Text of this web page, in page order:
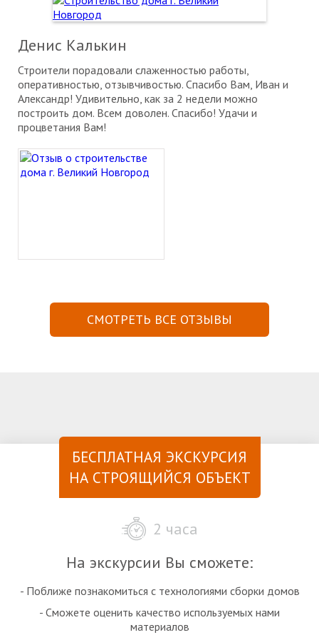
Денис Калькин
Строители порадовали слаженностью работы,
оперативностью, отзывчивостью. Спасибо Вам, Иван и
Александр! Удивительно, как за 2 недели можно
построить дом. Всем доволен. Спасибо! Удачи и
процветания Вам!
СМОТРЕТЬ ВСЕ ОТЗЫВЫ
БЕСПЛАТНАЯ ЭКСКУРСИЯ
НА СТРОЯЩИЙСЯ ОБЪЕКТ
2 часа
На экскурсии Вы сможете:
- Поближе познакомиться с технологиями сборки домов
- Сможете оценить качество используемых нами
материалов